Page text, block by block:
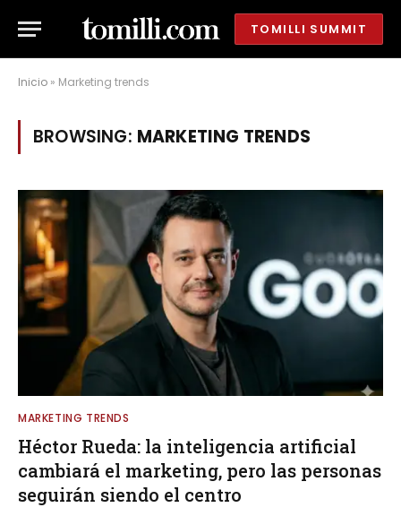
TOMILLI SUMMIT
Inicio » Marketing trends
BROWSING: MARKETING TRENDS
MARKETING TRENDS
Héctor Rueda: la inteligencia artificial
cambiará el marketing, pero las personas
seguirán siendo el centro